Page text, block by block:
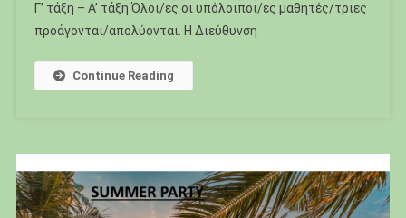
Γ’ τάξη – Α’ τάξη Όλοι/ες οι υπόλοιποι/ες μαθητές/τριες
προάγονται/απολύονται. Η Διεύθυνση
Continue Reading